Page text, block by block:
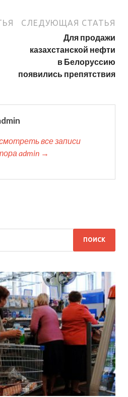
СЛЕДУЮЩАЯ СТАТЬЯ
Для продажи
казахстанской нефти
в Белоруссию
появились препятствия
все записи
admin →